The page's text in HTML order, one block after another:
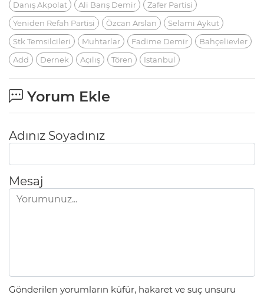
Danış Akpolat
Ali Barış Demir
Zafer Partisi
Yeniden Refah Partisi
Özcan Arslan
Selami Aykut
Stk Temsilcileri
Muhtarlar Fadime Demir
Bahçelievler
Add
Dernek Açılış Tören Istanbul
Yorum Ekle
Adınız Soyadınız
Mesaj
Gönderilen yorumların küfür, hakaret ve suç unsuru